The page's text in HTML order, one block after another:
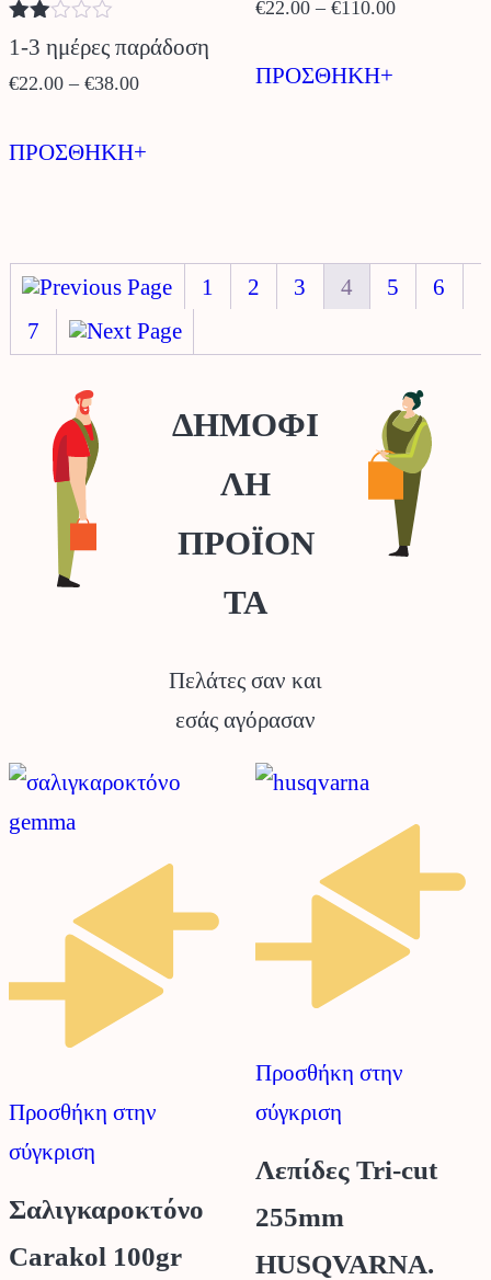
Βαθμολογήθηκε
με
2.00
από
1-3 ημέρες παράδοση
€22.00 – €38.00Price
€22.00
ΠΡΟΣΘΗΚΗ+
πολλαπλές
παραλλαγές.
μπορούν
στη
προϊόντος
€22.00 – €110.00Price
ΠΡΟΣΘΗΚΗ+
Οι
να
επιλεγούν
στη
σελίδα
του
1 2 3 4 5
6
7
ΔΗΜΟΦΙ
ΛΗ
ΠΡΟΪΟΝ
ΤΑ
Πελάτες σαν και
εσάς αγόρασαν
Προσθήκη στην
σύγκριση
Σαλιγκαροκτόνο
Carakol 100gr
Προσθήκη στην
σύγκριση
Λεπίδες Tri-cut
255mm
HUSQVARNA.